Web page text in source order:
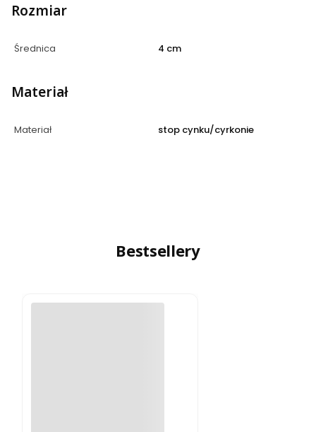
Rozmiar
Średnica 4 cm
Materiał
Materiał stop cynku/cyrkonie
Bestsellery